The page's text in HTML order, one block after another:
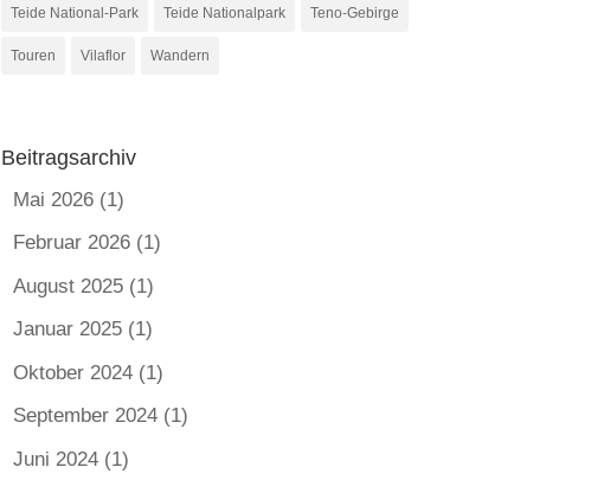
Teide National-Park Teide Nationalpark Teno-Gebirge
Touren Vilaflor Wandern
Beitragsarchiv
Mai 2026(1)
Februar 2026(1)
August 2025(1)
Januar 2025(1)
Oktober 2024(1)
September 2024(1)
Juni 2024(1)